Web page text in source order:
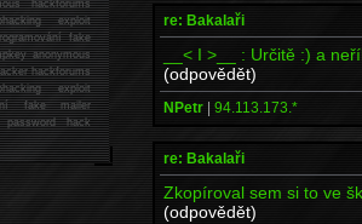
re: Bakalaři
__< I >__ : Určitě :) a
(odpovědět)
NPetr | 94.113.173.*
re: Bakalaři
Zkopíroval sem si to ve
(odpovědět)
hackforums
exploit
fake
anonymous
hackforums
exploit
fake mailer
password hack